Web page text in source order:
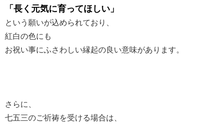
「長く元気に育ってほしい」
という願いが込められており、
紅白の色にも
お祝い事にふさわしい縁起の良い意味があります。
さらに、
七五三のご祈祷を受ける場合は、